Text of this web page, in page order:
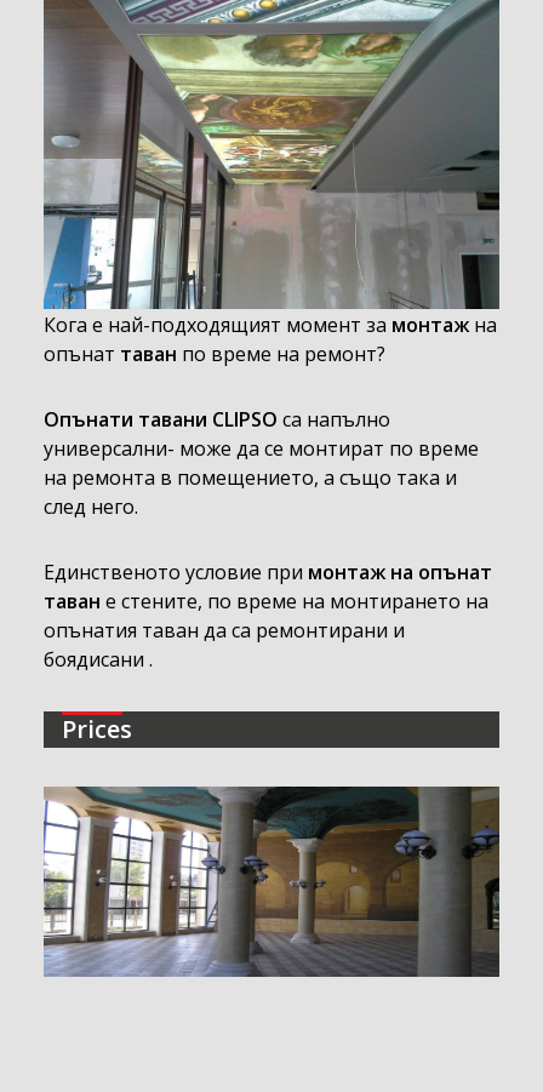
Кога е най-подходящият момент за монтажна
опънат таван по време на ремонт?
Опънати тавани CLIPSO са напълно
универсални- може да се монтират по време
на ремонта в помещението, а също така и
след него.
Единственото условие при монтаж на опънат
таван е стените, по време на монтирането на
опънатия таван да са ремонтирани и
боядисани .
Prices